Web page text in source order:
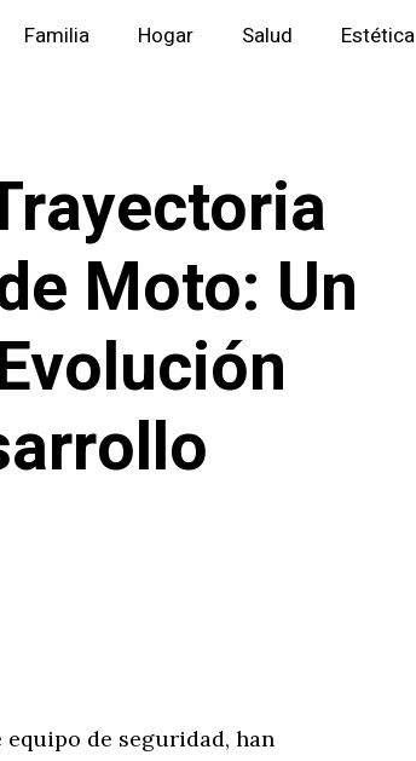
Familia Hogar Salud Estética
Moto: Un
equipo de seguridad, han